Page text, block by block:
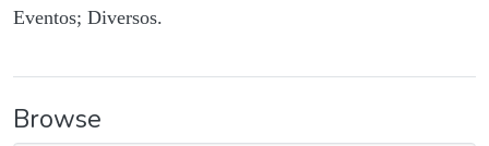
Eventos; Diversos.
Browse